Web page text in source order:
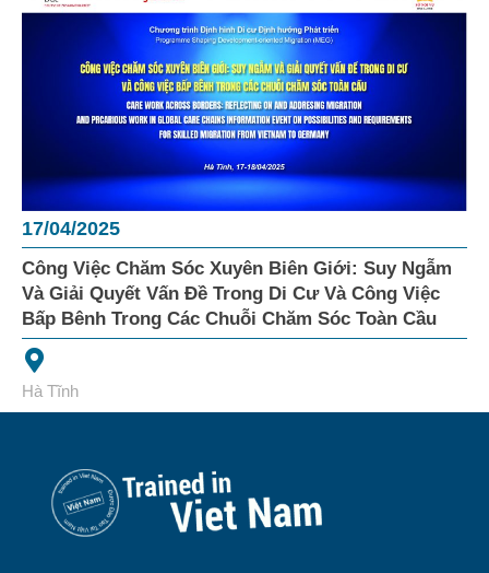
17/04/2025
Công Việc Chăm Sóc Xuyên Biên Giới: Suy Ngẫm
Và Giải Quyết Vấn Đề Trong Di Cư Và Công Việc
Bấp Bênh Trong Các Chuỗi Chăm Sóc Toàn Cầu
Hà Tĩnh